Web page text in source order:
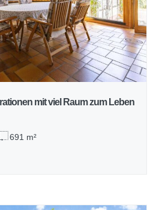
mit viel Raum zum Leben
691 m²